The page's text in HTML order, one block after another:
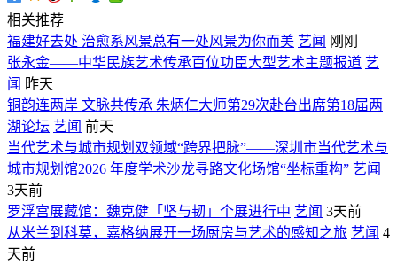
相关推荐
福建好去处 治愈系风景总有一处风景为你而美 艺闻 刚刚
张永金——中华民族艺术传承百位功臣大型艺术主题报道 艺
闻 昨天
铜韵连两岸 文脉共传承 朱炳仁大师第29次赴台出席第18届两
湖论坛 艺闻 前天
当代艺术与城市规划双领域“跨界把脉”——深圳市当代艺术与
城市规划馆2026 年度学术沙龙寻路文化场馆“坐标重构” ​ 艺闻
3天前
罗浮宫展藏馆：魏克健「坚与韧」个展进行中 艺闻 3天前
从米兰到科莫，嘉格纳展开一场厨房与艺术的感知之旅 艺闻 4
天前